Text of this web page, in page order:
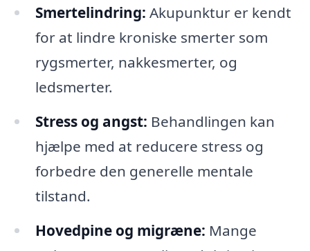
Smertelindring: Akupunktur er kendt
for at lindre kroniske smerter som
rygsmerter, nakkesmerter, og
ledsmerter.
Stress og angst: Behandlingen kan
hjælpe med at reducere stress og
forbedre den generelle mentale
tilstand.
Hovedpine og migræne: Mange